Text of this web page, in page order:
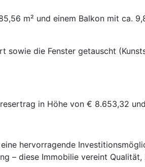
m² und einem Balkon mit ca.
sowie die Fenster getauscht
in Höhe von € 8.653,32
hervorragende
– diese Immobilie vereint